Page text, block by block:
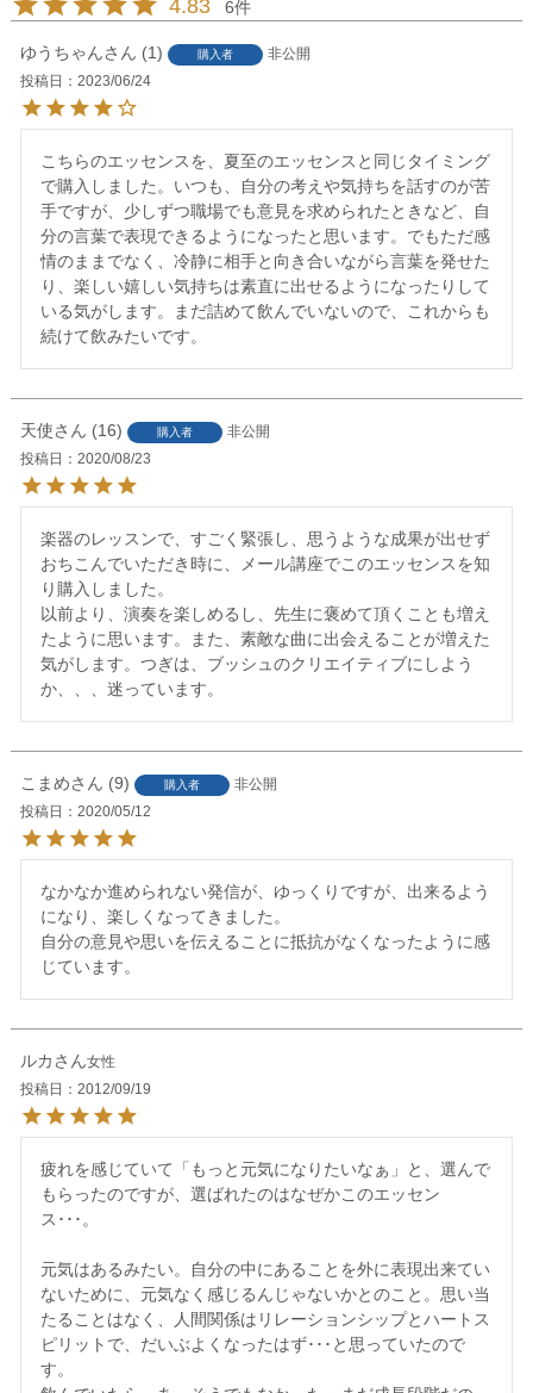
4.83 6
ゆうちゃん 1 購入者
非公開
投稿日
2023/06/24
こちらのエッセンスを、夏至のエッセンスと同じタイミング
で購入しました。いつも、自分の考えや気持ちを話すのが苦
手ですが、少しずつ職場でも意見を求められたときなど、自
分の言葉で表現できるようになったと思います。でもただ感
情のままでなく、冷静に相手と向き合いながら言葉を発せた
り、楽しい嬉しい気持ちは素直に出せるようになったりして
いる気がします。まだ詰めて飲んでいないので、これからも
続けて飲みたいです。
天使 16 購入者
非公開
投稿日
2020/08/23
楽器のレッスンで、すごく緊張し、思うような成果が出せず
おちこんでいただき時に、メール講座でこのエッセンスを知
り購入しました。
以前より、演奏を楽しめるし、先生に褒めて頂くことも増え
たように思います。また、素敵な曲に出会えることが増えた
気がします。つぎは、ブッシュのクリエイティブにしよう
か、、、迷っています。
こまめ 9 購入者
非公開
投稿日
2020/05/12
なかなか進められない発信が、ゆっくりですが、出来るよう
になり、楽しくなってきました。
自分の意見や思いを伝えることに抵抗がなくなったように感
じています。
ルカ
女性
投稿日
2012/09/19
疲れを感じていて「もっと元気になりたいなぁ」と、選んで
もらったのですが、選ばれたのはなぜかこのエッセン
ス･･･。
元気はあるみたい。自分の中にあることを外に表現出来てい
ないために、元気なく感じるんじゃないかとのこと。思い当
たることはなく、人間関係はリレーションシップとハートス
ピリットで、だいぶよくなったはず･･･と思っていたので
す。